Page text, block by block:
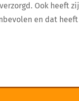
Ook heeft
en dat heeft